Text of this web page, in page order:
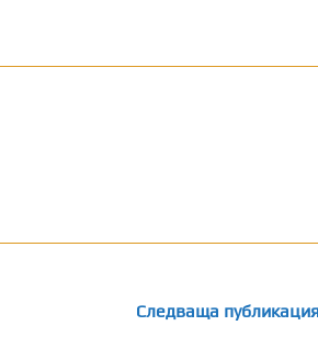
Следваща